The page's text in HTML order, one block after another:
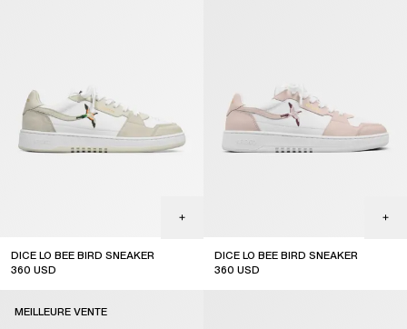
DICE LO BEE BIRD SNEAKER
360 USD
DICE LO BEE BIRD SNEAKER
360 USD
MEILLEURE VENTE